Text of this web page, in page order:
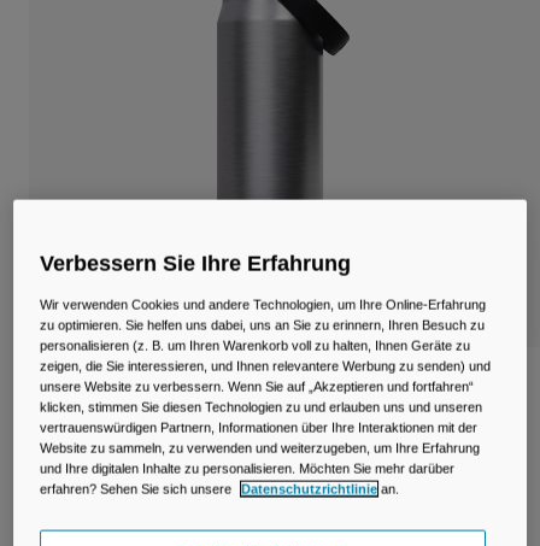
Zubehör
Alle kaufen
Thrive™ Chug 750ml Flasche, isolierter
Edelstahl
Artikelnr.38259
Verbessern Sie Ihre Erfahrung
Wir verwenden Cookies und andere Technologien, um Ihre Online-Erfahrung
zu optimieren. Sie helfen uns dabei, uns an Sie zu erinnern, Ihren Besuch zu
personalisieren (z. B. um Ihren Warenkorb voll zu halten, Ihnen Geräte zu
zeigen, die Sie interessieren, und Ihnen relevantere Werbung zu senden) und
unsere Website zu verbessern. Wenn Sie auf „Akzeptieren und fortfahren“
klicken, stimmen Sie diesen Technologien zu und erlauben uns und unseren
vertrauenswürdigen Partnern, Informationen über Ihre Interaktionen mit der
Website zu sammeln, zu verwenden und weiterzugeben, um Ihre Erfahrung
und Ihre digitalen Inhalte zu personalisieren. Möchten Sie mehr darüber
erfahren? Sehen Sie sich unsere
Datenschutzrichtlinie an.